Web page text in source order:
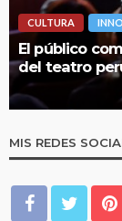
CULTURA
público como
teatro
MIS REDES